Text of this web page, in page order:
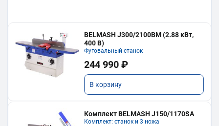
BELMASH J300/2100ВМ (2.88 кВт,
400 В)
Фуговальный станок
244 990 ₽
В корзину
Комплект BELMASH J150/1170SA
Комплект: станок и 3 ножа